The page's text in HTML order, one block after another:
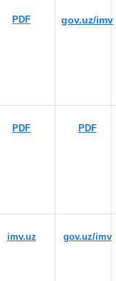
PDF gov.uz/imv
PDF PDF
imv.uz gov.uz/imv